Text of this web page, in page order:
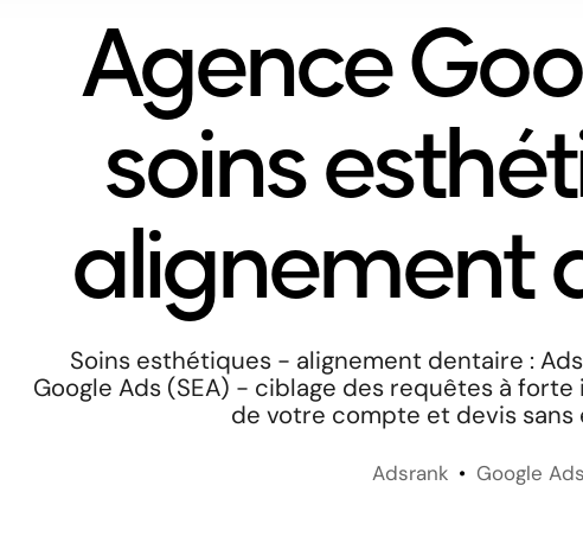
Expertises
Cas clients
Microsoft Advertising
Presse
Le blog
Agence
soins
alignement
Soins esthétiques - alignement dentaire :
Google Ads (SEA) - ciblage des requêtes à
de votre compte et devis sans
Adsrank Google Ads